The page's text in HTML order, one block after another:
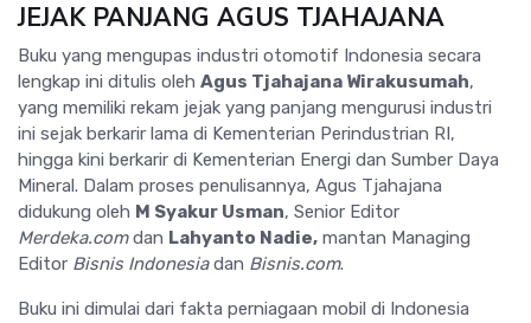
JEJAK PANJANG AGUS TJAHAJANA
Buku yang mengupas industri otomotif Indonesia secara
lengkap ini ditulis oleh Agus Tjahajana Wirakusumah,
yang memiliki rekam jejak yang panjang mengurusi industri
ini sejak berkarir lama di Kementerian Perindustrian RI,
hingga kini berkarir di Kementerian Energi dan Sumber Daya
Mineral. Dalam proses penulisannya, Agus Tjahajana
didukung oleh M Syakur Usman, Senior Editor
Merdeka.comdan Lahyanto Nadie, mantan Managing
Editor Bisnis Indonesiadan Bisnis.com.
Buku ini dimulai dari fakta perniagaan mobil di Indonesia